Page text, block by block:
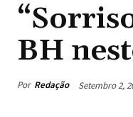
BH
Por Redação Setembro 2,